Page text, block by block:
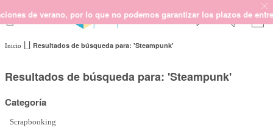
por lo que no podemos garantizar los plazos de entrega ni
SCRAPBOOKING
MIXED MEDIA
CRAFT Y DIY
PAPELERÍA Y FIESTAS
Inicio Resultados de búsqueda para: 'Steampunk'
Resultados de búsqueda para: 'Steampunk'
Categoría
Scrapbooking